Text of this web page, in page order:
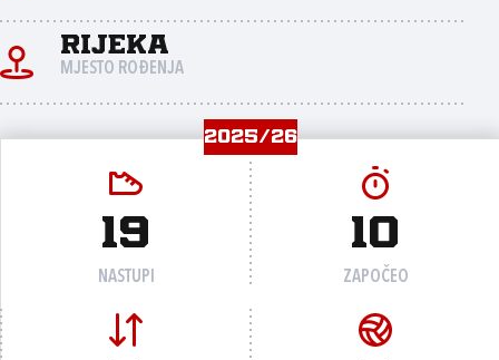
Rijeka
MJESTO ROĐENJA
2025/26
19
NASTUPI
10
ZAPOČEO